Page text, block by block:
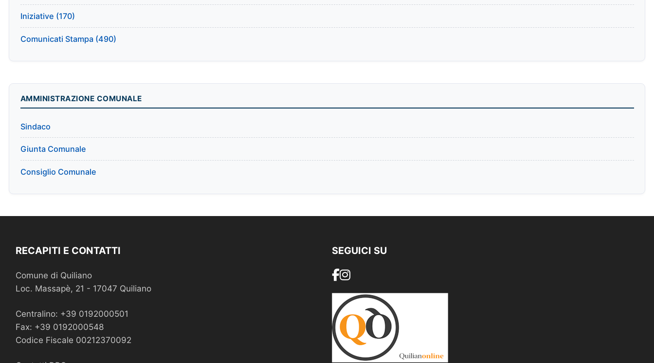
Iniziative (170)
Comunicati Stampa (490)
AMMINISTRAZIONE COMUNALE
Sindaco
Giunta Comunale
Consiglio Comunale
RECAPITI E CONTATTI
Comune di Quiliano
Loc. Massapè, 21 - 17047 Quiliano
Centralino: +39 0192000501
Fax: +39 0192000548
Codice Fiscale 00212370092
SEGUICI SU